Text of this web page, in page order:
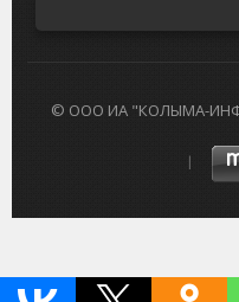
© ООО ИА "КОЛЫМА-